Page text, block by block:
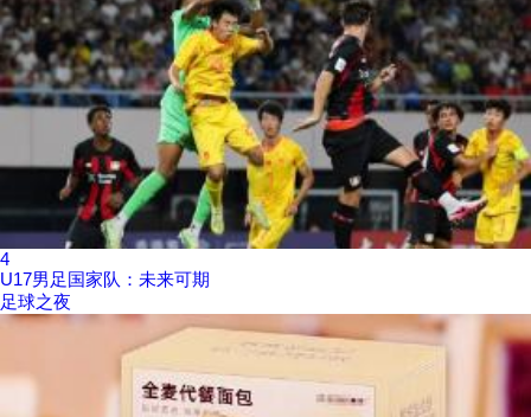
4
U17男足国家队：未来可期
足球之夜